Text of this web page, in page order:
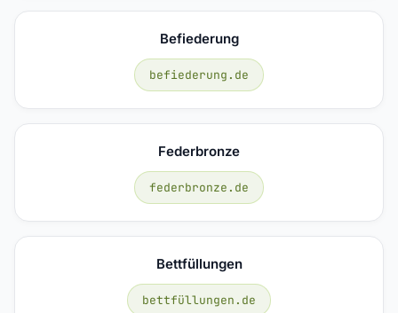
Befiederung
befiederung.de
Federbronze
federbronze.de
Bettfüllungen
bettfüllungen.de